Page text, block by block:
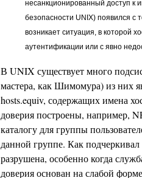
несанкционированный доступ к
безопасности UNIX) появился с
возникает ситуация, в которой
аутентификации или с явно
В UNIX существует много
мастера, как Шимомура) из них
hosts.equiv, содержащих имена
доверия построены, например,
каталогу для группы
данной группе. Как
разрушена, особенно когда
доверия основан на слабой